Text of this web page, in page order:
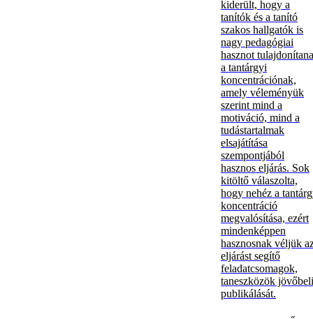
kiderült, hogy a
tanítók és a tanító
szakos hallgatók is
nagy pedagógiai
hasznot
a tantárgyi
koncentrációnak,
amely véleményük
szerint mind a
motiváció, mind a
tudástartalmak
elsajátítása
szempontjából
hasznos eljárás. Sok
kitöltő válaszolta,
hogy nehéz a
koncentráció
megvalósítása, ezért
mindenképpen
hasznosnak véljük
eljárást segítő
feladatcsomagok,
taneszközök jövőbeli
publikálását.